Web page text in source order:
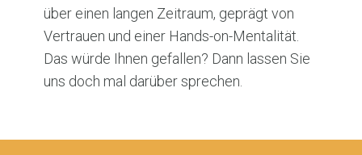
über einen langen Zeitraum, geprägt von
Vertrauen und einer Hands-on-Mentalität.
Das würde Ihnen gefallen? Dann lassen Sie
uns doch mal darüber sprechen.